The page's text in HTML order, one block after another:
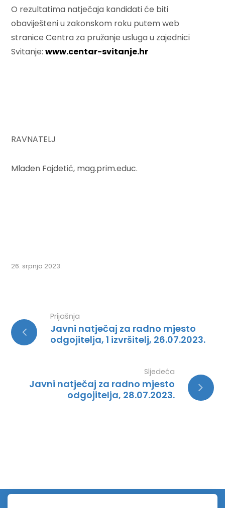
O rezultatima natječaja kandidati će biti
obaviješteni u zakonskom roku putem web
stranice Centra za pružanje usluga u zajednici
Svitanje:www.centar-svitanje.hr
RAVNATELJ
Mladen Fajdetić, mag.prim.educ.
26. srpnja 2023.
Prijašnja
Javni natječaj za radno mjesto
odgojitelja, 1 izvršitelj, 26.07.2023.
Sljedeća
Javni natječaj za radno mjesto
odgojitelja, 28.07.2023.